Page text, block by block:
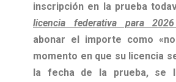
inscripción en la prueba
licencia federativa para
abonar el importe como
momento en que su licencia
la fecha de la prueba, se